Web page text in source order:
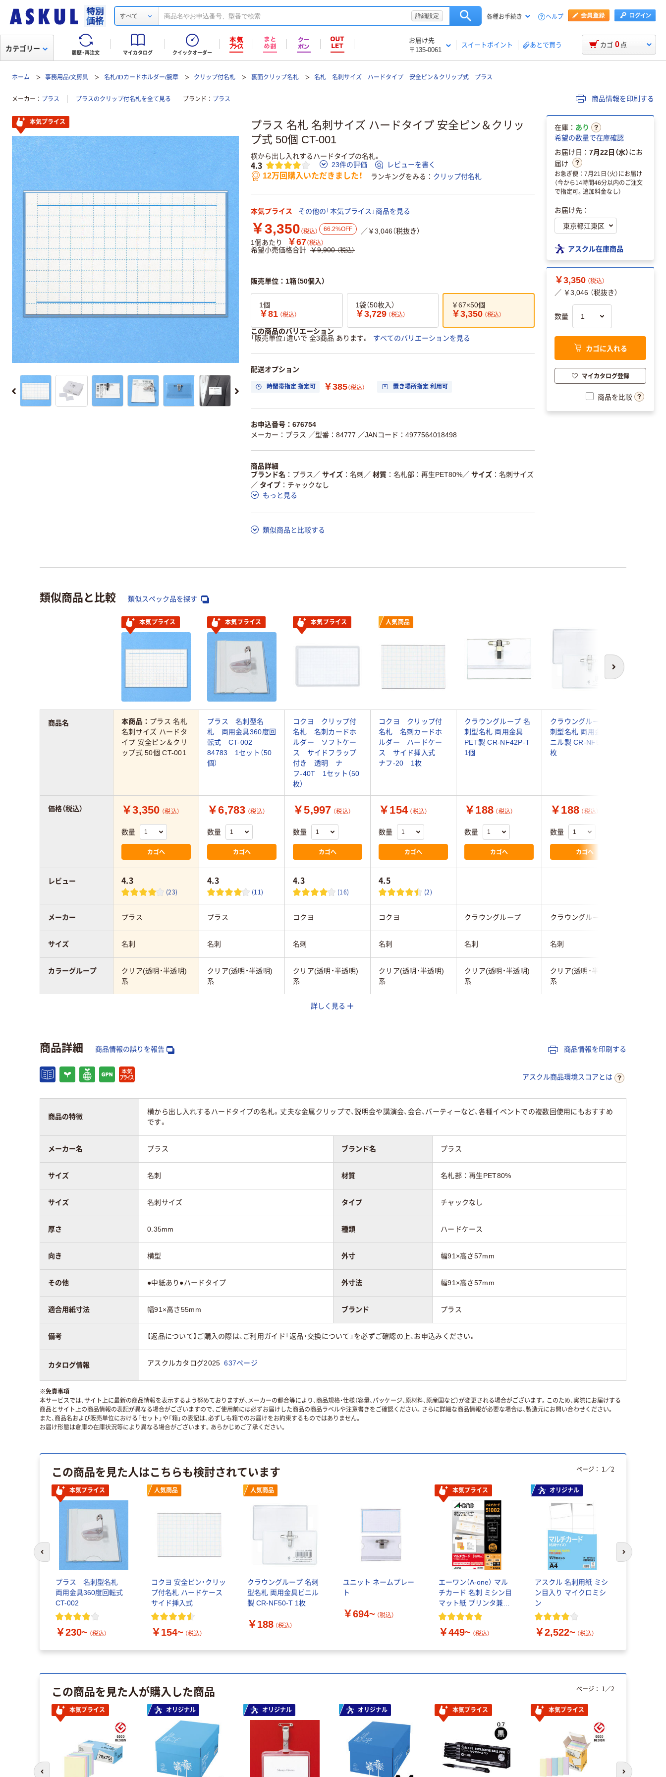
すべて 詳細設定 各種お手続き ヘルプ
履歴・再注文 マイカタログ クイックオーダー
お届け先
〒135-0061
スイートポイント あとで買う
カテゴリー カゴ 0 点
ホーム 事務用品/文房具 名札/IDカードホルダー/腕章 クリップ付名札 裏面クリップ名札 名札 名刺サイズ ハードタイプ 安全ピン＆クリップ式 プラス
メーカー プラス プラスのクリップ付名札を全て見る ブランド プラス 商品情報を印刷する
プラス 名札 名刺サイズ ハードタイプ 安全ピン＆クリッ
プ式 50個 CT-001
横から出し入れするハードタイプの名札。
4.3 23件の評価 レビューを書く
12万回購入いただきました！ ランキングをみる クリップ付名札
本気プライス その他の「本気プライス」商品を見る
￥3,350 （税込） 66.2%OFF
／￥3,046（税抜き）
1個あたり
￥67（税込）
希望小売価格合計 ￥9,900 （税込）
販売単位：1箱（50個入）
1個
￥81 （税込）
1袋（50枚入）
￥3,729 （税込）
￥67×50個
￥3,350 （税込）
この商品のバリエーション
「販売単位」違いで 全3商品 あります。
すべてのバリエーションを見る
配送オプション
時間帯指定 指定可 ￥385（税込） 置き場所指定 利用可
お申込番号：676754
メーカー：プラス ／型番：84777 ／JANコード：4977564018498
商品詳細
ブランド名
プラス ／ サイズ 名刺 ／ 材質 名札部：再生PET80%／ サイズ
名刺サイズ
／ タイプ
チャックなし
もっと見る
類似商品と比較する
本気プライス
在庫： あり
希望の数量で在庫確認
お届け日： 7月22日（水）にお
届け
お急ぎ便：7月21日（火）にお届け
（今から14時間46分以内のご注文
で指定可。追加料金なし）
お届け先：
アスクル在庫商品
￥3,350 （税込）
／ ￥3,046 （税抜き）
数量
カゴに入れる
マイカタログ登録
商品を比較
類似商品と比較 類似スペック品を探す
次へ
本気プライス 本気プライス 本気プライス 人気商品
本商品： プラス 名札
名刺サイズ ハードタ
イプ 安全ピン＆クリ
ップ式 50個 CT-001
プラス 名刺型名
札 両用金具360度回
転式 CT-002
84783 1セット（50
個）
コクヨ クリップ付
名札 名刺カードホ
ルダー ソフトケー
ス サイドフラップ
付き 透明 ナ
フ-40T 1セット（50
枚）
コクヨ クリップ付
名札 名刺カードホ
ルダー ハードケー
ス サイド挿入式
ナフ-20 1枚
クラウングループ 名
刺型名札 両用金具
PET製 CR-NF42P-T
1個
クラウングループ 名
刺型名札 両用金具ビ
ニル製 CR-NF50-T 1
枚
￥3,350 （税込）
数量
カゴへ
￥6,783 （税込）
数量
カゴへ
￥5,997 （税込）
数量
カゴへ
￥154 （税込）
数量
カゴへ
￥188 （税込）
数量
カゴへ
￥188 （税込）
数量
カゴへ
4.3
(23)
4.3
(11)
4.3
(16)
4.5
(2)
プラス プラス コクヨ コクヨ クラウングループ クラウングループ
名刺 名刺 名刺 名刺 名刺 名刺
クリア(透明・半透明)
系
クリア(透明・半透明)
系
クリア(透明・半透明)
系
クリア(透明・半透明)
系
クリア(透明・半透明)
系
クリア(透明・半透明)
系
横型 横型
商品名
価格（税込）
レビュー
メーカー
サイズ
カラーグループ
名札ケースの向き
アスクル商品環境
スコア
詳しく見る
商品詳細 商品情報の誤りを報告 商品情報を印刷する
アスクル商品環境スコアとは
商品の特徴
横から出し入れするハードタイプの名札。丈夫な金属クリップで、説明会や講演会、会合、パーティーなど、各種イベントでの複数回使用にもおすすめ
です。
メーカー名 プラス ブランド名 プラス
サイズ 名刺 材質 名札部：再生PET80%
サイズ 名刺サイズ タイプ チャックなし
厚さ 0.35mm 種類 ハードケース
向き 横型 外寸 幅91×高さ57mm
その他 ●中紙あり●ハードタイプ 外寸法 幅91×高さ57mm
適合用紙寸法 幅91×高さ55mm ブランド プラス
備考 【返品について】ご購入の際は、ご利用ガイド「返品・交換について」を必ずご確認の上、お申込みください。
カタログ情報 アスクルカタログ2025 637ページ
※免責事項
本サービスでは、サイト上に最新の商品情報を表示するよう努めておりますが、メーカーの都合等により、商品規格・仕様（容量、パッケージ、原材料、原産国など）が変更される場合がございます。このため、実際にお届けする
商品とサイト上の商品情報の表記が異なる場合がございますので、ご使用前には必ずお届けした商品の商品ラベルや注意書きをご確認ください。さらに詳細な商品情報が必要な場合は、製造元にお問い合わせください。
また、商品名および販売単位における「セット」や「箱」の表記は、必ずしも箱でのお届けをお約束するものではありません。
お届け形態は倉庫の在庫状況等により異なる場合がございます。あらかじめご了承ください。
この商品を見た人はこちらも検討されています
本気プライス
プラス 名刺型名札
両用金具360度回転式
CT-002
￥230~ （税込）
人気商品
コクヨ 安全ピン・クリッ
プ付名札 ハードケース
サイド挿入式
￥154~ （税込）
人気商品
クラウングループ 名刺
型名札 両用金具ビニル
製 CR-NF50-T 1枚
￥188 （税込）
ユニット ネームプレー
ト
￥694~ （税込）
本気プライス
エーワン（A-one） マル
チカード 名刺 ミシン目
マット紙 プリンタ兼用
A4 10面
￥449~ （税込）
オリジナル
アスクル 名刺用紙 ミシ
ン目入り マイクロミシ
ン
￥2,522~ （税込）
ページ： 1 ／2
次のスライド
この商品を見た人が購入した商品
本気プライス オリジナル オリジナル オリジナル 本気プライス 本気プライス
ページ： 1 ／2